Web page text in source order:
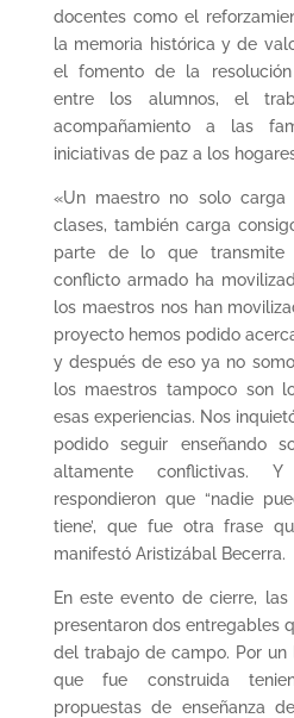
docentes como el
la memoria histórica y de
el fomento de la
entre los alumnos, el
acompañamiento a las
iniciativas de paz a los
«Un maestro no solo carga
clases, también carga
parte de lo que transmite
conflicto armado ha
los maestros nos han
proyecto hemos podido
y después de eso ya no
los maestros tampoco son
esas experiencias. Nos
podido seguir enseñando
altamente conflictivas.
respondieron que “nadie
tiene’, que fue otra frase
manifestó Aristizábal Becerra.
En este evento de cierre,
presentaron dos entregables
del trabajo de campo. Por un
que fue construida
propuestas de enseñanza